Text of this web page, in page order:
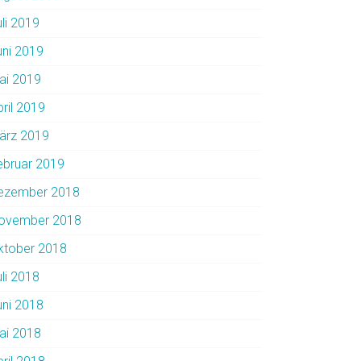
2019
2019
2019
2019
2019
2019
2018
2018
2018
2018
2018
2018